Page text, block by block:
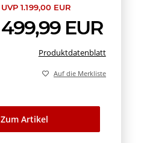
UVP 1.199,00 EUR
499,99 EUR
Produktdatenblatt
Zum Artikel
Auf die Merkliste